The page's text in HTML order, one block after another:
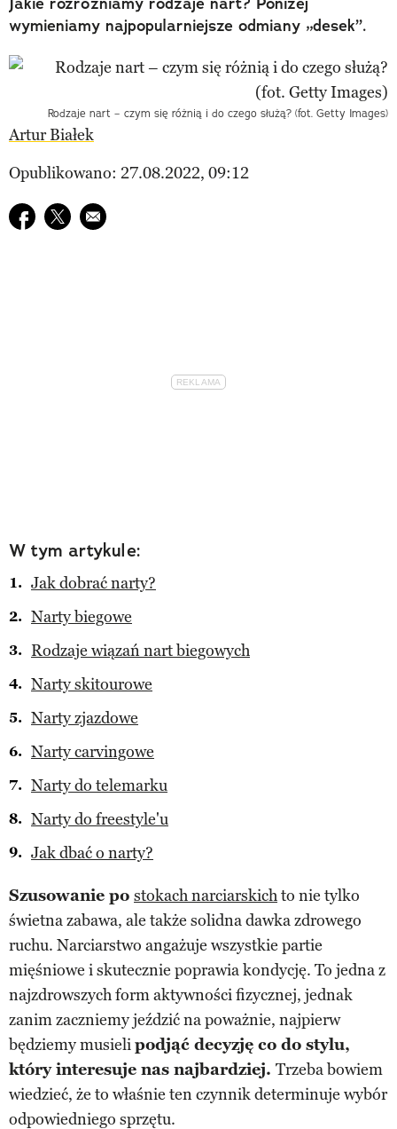
wymieniamy najpopularniejsze odmiany „desek”.
Rodzaje nart – czym się różnią i do czego służą? (fot. Getty Images)
Artur Białek
Opublikowano: 27.08.2022, 09:12
Udostępnij na facebook
Udostępnij na twitter
E-mail do przyjaciela
W tym artykule:
Jak dobrać narty?
Narty biegowe
Rodzaje wiązań nart biegowych
Narty skitourowe
Narty zjazdowe
Narty carvingowe
Narty do telemarku
Narty do freestyle'u
Jak dbać o narty?
Szusowanie po stokach narciarskichto nie tylko
świetna zabawa, ale także solidna dawka zdrowego
ruchu. Narciarstwo angażuje wszystkie partie
mięśniowe i skutecznie poprawia kondycję. To jedna z
najzdrowszych form aktywności fizycznej, jednak
zanim zaczniemy jeździć na poważnie, najpierw
będziemy musielipodjąć decyzję co do stylu,
który interesuje nas najbardziej. Trzeba bowiem
wiedzieć, że to właśnie ten czynnik determinuje wybór
odpowiedniego sprzętu.